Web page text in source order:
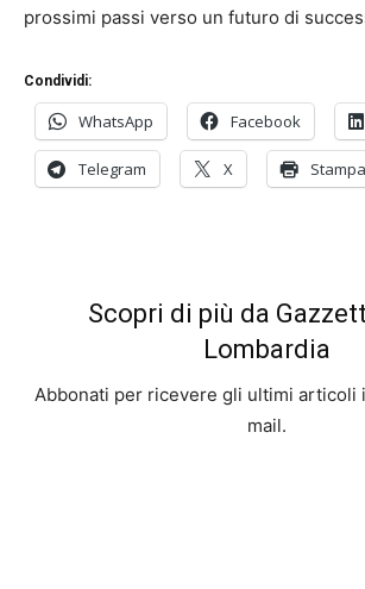
prossimi passi verso un futuro di
Condividi:
WhatsApp Facebook
Telegram X Stampa
Scopri di più da
Lombardia
Abbonati per ricevere gli ultimi articoli
mail.